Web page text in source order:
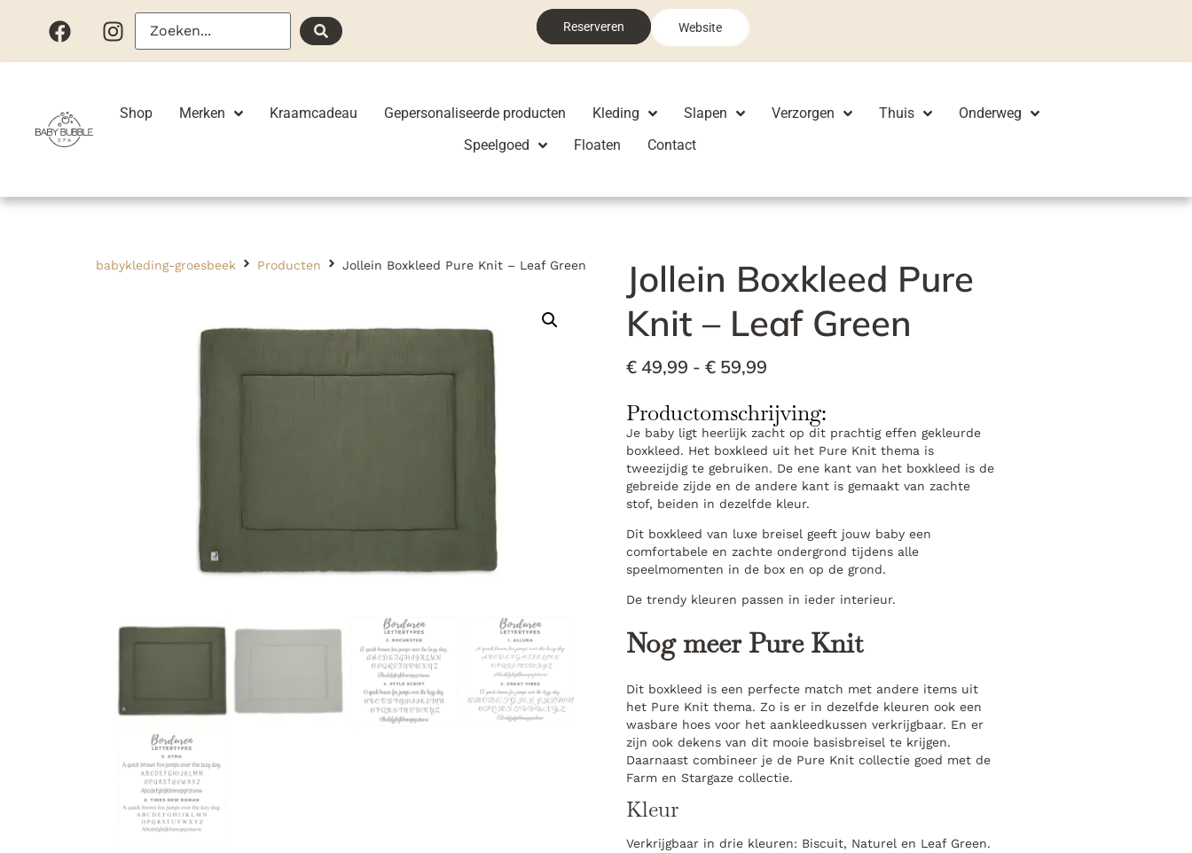
Reserveren Website
Shop Merken Kraamcadeau Gepersonaliseerde producten Kleding Slapen Verzorgen Thuis
Onderweg
Speelgoed
Floaten Contact
babykleding-groesbeek Producten Jollein Boxkleed Pure Knit – Leaf Green
Jollein Boxkleed Pure
Knit – Leaf Green
€49,99 - €59,99
Productomschrijving:
Je baby ligt heerlijk zacht op dit prachtig effen gekleurde
boxkleed. Het boxkleed uit het Pure Knit thema is
tweezijdig te gebruiken. De ene kant van het boxkleed is de
gebreide zijde en de andere kant is gemaakt van zachte
stof, beiden in dezelfde kleur.
Dit boxkleed van luxe breisel geeft jouw baby een
comfortabele en zachte ondergrond tijdens alle
speelmomenten in de box en op de grond.
De trendy kleuren passen in ieder interieur.
Nog meer Pure Knit
Dit boxkleed is een perfecte match met andere items uit
het Pure Knit thema. Zo is er in dezelfde kleuren ook een
wasbare hoes voor het aankleedkussen verkrijgbaar. En er
zijn ook dekens van dit mooie basisbreisel te krijgen.
Daarnaast combineer je de Pure Knit collectie goed met de
Farm en Stargaze collectie.
Kleur
Verkrijgbaar in drie kleuren: Biscuit, Naturel en Leaf Green.